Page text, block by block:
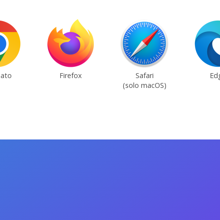
Firefox
Safari
(solo macOS)